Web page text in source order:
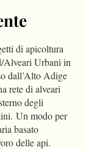
di apicoltura
Alveari Urbani in
dall’Alto Adige
rete di alveari
degli
Un modo per
basato
delle api.